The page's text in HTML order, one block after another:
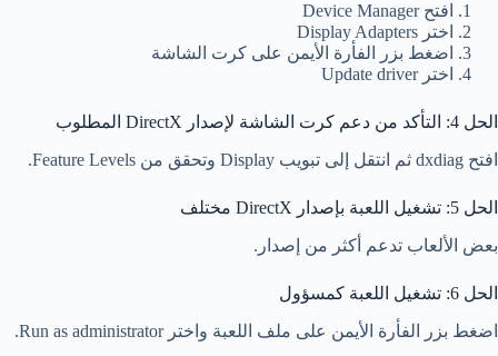
افتح Device Manager
اختر Display Adapters
اضغط بزر الفأرة الأيمن على كرت الشاشة
اختر Update driver
الحل 4: التأكد من دعم كرت الشاشة لإصدار DirectX المطلوب
افتح dxdiag ثم انتقل إلى تبويب Display وتحقق من Feature Levels.
الحل 5: تشغيل اللعبة بإصدار DirectX مختلف
بعض الألعاب تدعم أكثر من إصدار.
الحل 6: تشغيل اللعبة كمسؤول
اضغط بزر الفأرة الأيمن على ملف اللعبة واختر Run as administrator.